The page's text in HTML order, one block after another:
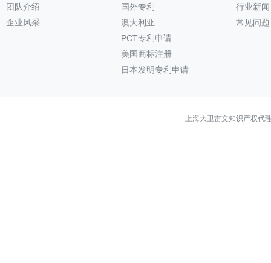
团队介绍
企业风采
国外专利
澳大利亚
PCT专利申请
美国商标注册
日本发明专利申请
行业新闻
常见问题
上海大卫雷文知识产权代